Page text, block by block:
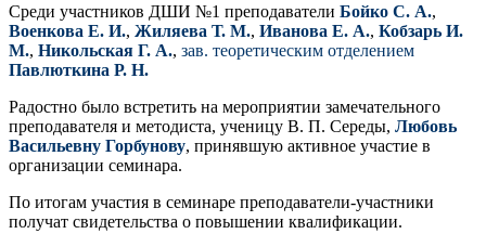
Среди участников ДШИ №1 преподаватели Бойко С. А.,
Военкова Е. И., Жиляева Т. М., Иванова Е. А., Кобзарь И.
М., Никольская Г. А., зав. теоретическим отделением
Павлюткина Р. Н.
Радостно было встретить на мероприятии замечательного
преподавателя и методиста, ученицу В. П. Середы, Любовь
Васильевну Горбунову, принявшую активное участие в
организации семинара.
По итогам участия в семинаре преподаватели-участники
получат свидетельства о повышении квалификации.